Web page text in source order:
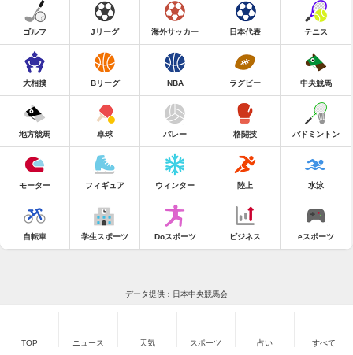
ゴルフ Jリーグ 海外サッカー 日本代表 テニス
大相撲 Bリーグ NBA ラグビー 中央競馬
地方競馬 卓球 バレー 格闘技 バドミントン
モーター フィギュア ウィンター 陸上 水泳
自転車 学生スポーツ Doスポーツ ビジネス eスポーツ
データ提供：日本中央競馬会
TOP ニュース 天気 スポーツ 占い すべて